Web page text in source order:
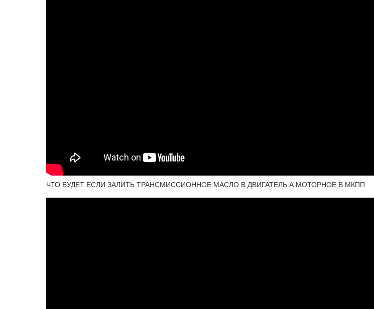
ЧТО БУДЕТ ЕСЛИ ЗАЛИТЬ ТРАНСМИССИОННОЕ МАСЛО В ДВИГАТЕЛЬ А МОТОРНОЕ В МКПП